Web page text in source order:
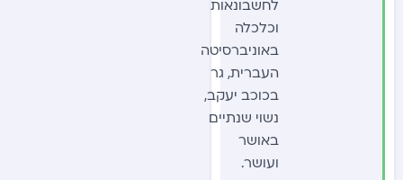
לחשבונאות
וכלכלה
באוניברסיטה
העברית, גר
בכוכב יעקב,
נשוי שנתיים
באושר
ועושר.